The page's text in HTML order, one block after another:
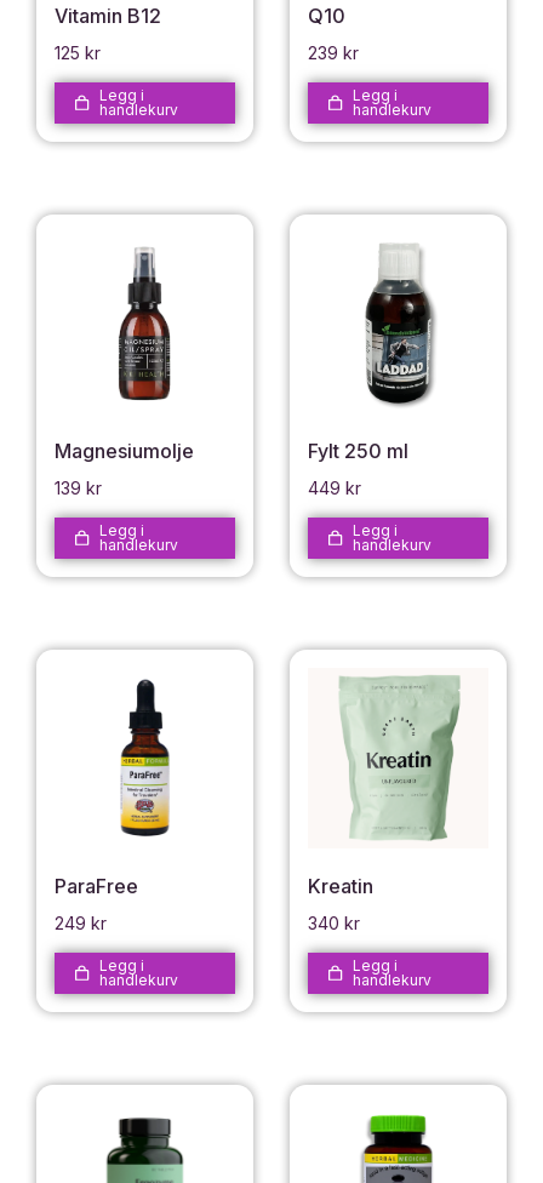
Vitamin B12
125 kr
Legg i
handlekurv
Q10
239 kr
Legg i
handlekurv
Magnesiumolje
139 kr
Legg i
handlekurv
Fylt 250 ml
449 kr
Legg i
handlekurv
ParaFree
249 kr
Legg i
handlekurv
Kreatin
340 kr
Legg i
handlekurv